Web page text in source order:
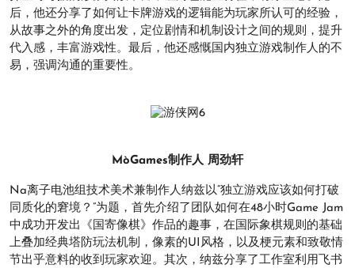
后，他还分享了如何让卡牌游戏的逻辑能为玩家所认可的经验，
从故事之外的角度出发，定位剧情和机制设计之间的规则，提升
代入感，丰富游戏性。最后，他还感慨国内独立游戏制作人的不
易，强调沟通的重要性。
MòGames制作人 周劲轩
Na离子电池组技术美术兼制作人纳兹以“独立游戏应该如何打破
同质化的窘境？”为题，首先介绍了团队如何在48小时Game Jam
中成功开发出《国寄像棋》作品的趣事，在国际象棋规则的基础
上叠加经典塔防玩法机制，像素的UI风格，以及梗元素和致敬情
节出乎意料的收到玩家欢迎。其次，纳兹分享了工作室利用飞书